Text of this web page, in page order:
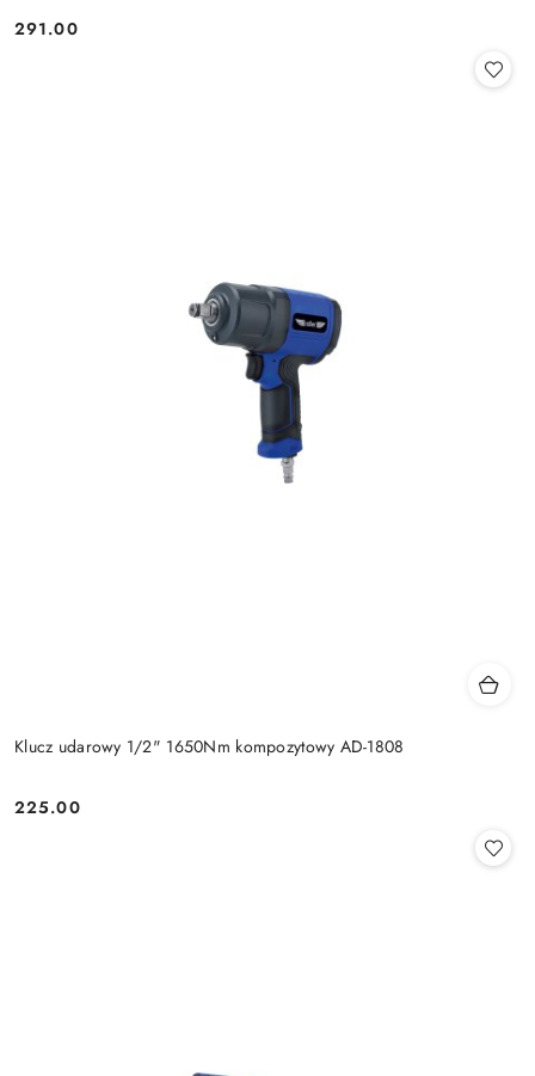
Cena:
291.00
Klucz udarowy 1/2" 1650Nm kompozytowy AD-1808
Cena:
225.00